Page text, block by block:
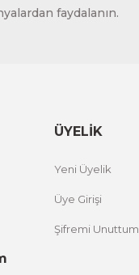
faydalanın.
ÜYELİK
Yeni Üyelik
Üye Girişi
Şifremi Unuttum